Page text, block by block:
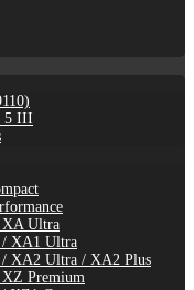
5 III
XA Ultra
/ XA1 Ultra
XA2 Ultra / XA2 Plus
Premium